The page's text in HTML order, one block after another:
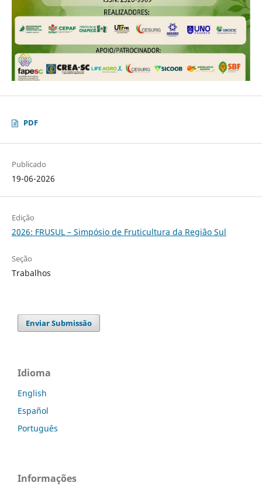
PDF
Publicado
19-06-2026
Edição
2026: FRUSUL – Simpósio de Fruticultura da Região Sul
Seção
Trabalhos
Enviar Submissão
Idioma
English
Español
Português
Informações